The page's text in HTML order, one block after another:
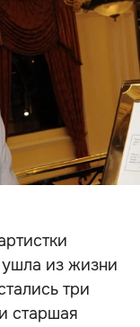
из жизни
три
старшая